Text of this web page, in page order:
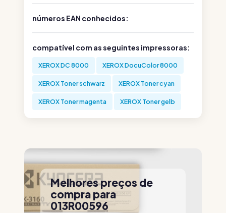
números EAN conhecidos:
compatível com as seguintes impressoras:
XEROX DC 8000 XEROX DocuColor 8000
XEROX Toner schwarz XEROX Toner cyan
XEROX Toner magenta XEROX Toner gelb
Melhores preços de
compra para
013R00596